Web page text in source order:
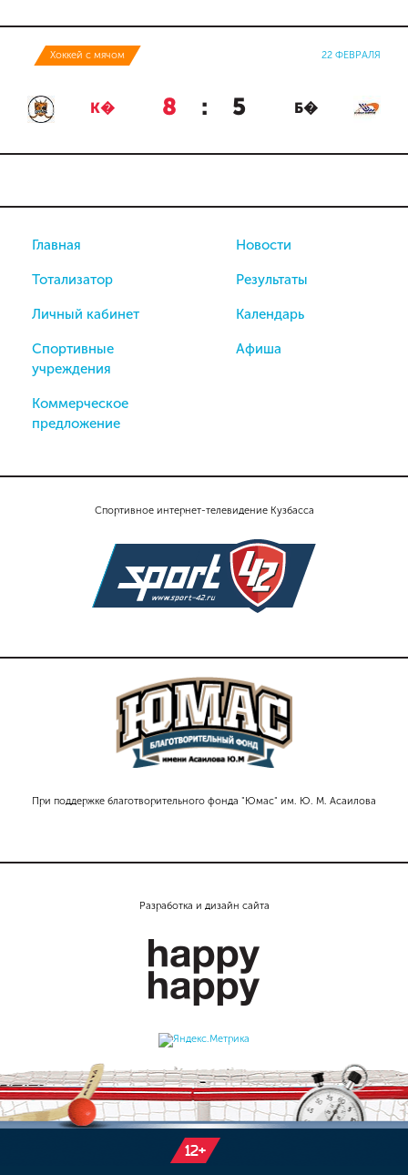
Хоккей с мячом 22 ФЕВРАЛЯ
К� 8 : 5 Б�
Спортивное интернет-телевидение Кузбасса
При поддержке благотворительного фонда "Юмас" им. Ю. М. Асаилова
Главная
Тотализатор
Личный кабинет
Спортивные
учреждения
Коммерческое
предложение
Новости
Результаты
Календарь
Афиша
Разработка и дизайн сайта
12+